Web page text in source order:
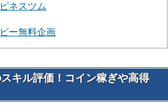
ネスツム
ー無料企画
キル評価！コイン稼ぎや高得